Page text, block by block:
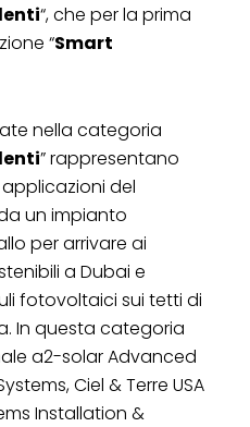
“, che per la prima
“Smart
nella categoria
” rappresentano
del
un impianto
per arrivare ai
a Dubai e
fotovoltaici sui tetti di
In questa categoria
a2-solar Advanced
Ciel & Terre USA
Installation &